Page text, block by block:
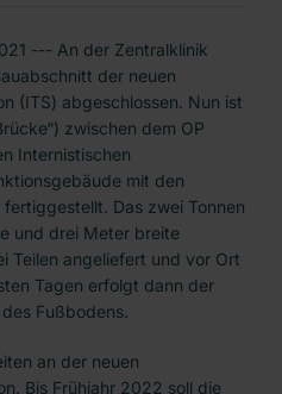
--- An der Zentralklinik
der neuen
(ITS) abgeschlossen. Nun ist
zwischen dem OP
Internistischen
mit den
Das zwei Tonnen
und drei Meter breite
Teilen angeliefert und vor Ort
Tagen erfolgt dann der
Fußbodens.
an der neuen
Bis Frühjahr 2022 soll die